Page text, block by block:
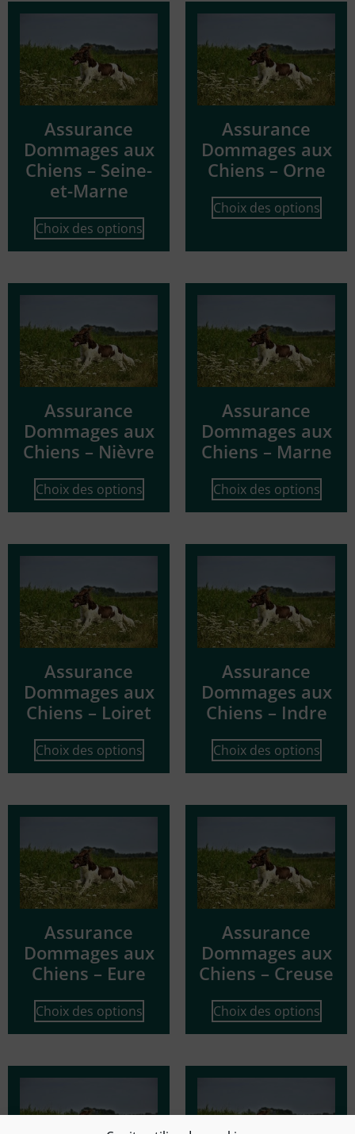
Assurance
Dommages aux
Chiens – Seine-
et-Marne
Choix des options
Assurance
Dommages aux
Chiens – Orne
Choix des options
Assurance
Dommages aux
Chiens – Nièvre
Choix des options
Assurance
Dommages aux
Chiens – Marne
Choix des options
Assurance
Dommages aux
Chiens – Loiret
Choix des options
Assurance
Dommages aux
Chiens – Indre
Choix des options
Assurance
Dommages aux
Chiens – Eure
Choix des options
Assurance
Dommages aux
Chiens – Creuse
Choix des options